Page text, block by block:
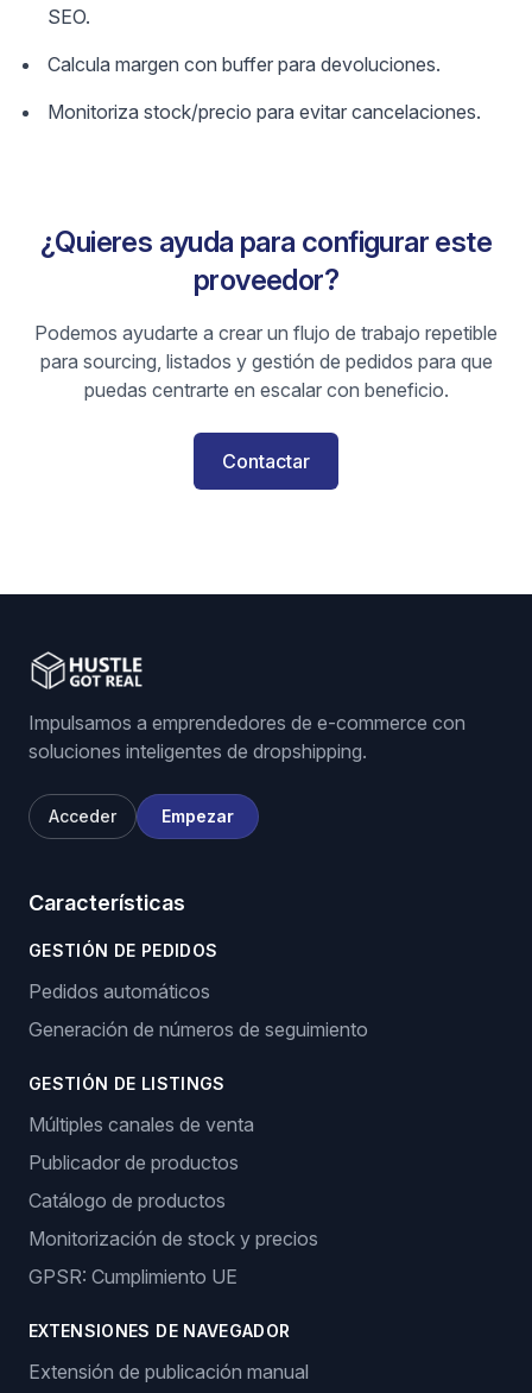
SEO.
Calcula margen con buffer para devoluciones.
Monitoriza stock/precio para evitar cancelaciones.
¿Quieres ayuda para configurar este
proveedor?
Podemos ayudarte a crear un flujo de trabajo repetible
para sourcing, listados y gestión de pedidos para que
puedas centrarte en escalar con beneficio.
Contactar
Impulsamos a emprendedores de e-commerce con
soluciones inteligentes de dropshipping.
Acceder Empezar
Características
GESTIÓN DE PEDIDOS
Pedidos automáticos
Generación de números de seguimiento
GESTIÓN DE LISTINGS
Múltiples canales de venta
Publicador de productos
Catálogo de productos
Monitorización de stock y precios
GPSR: Cumplimiento UE
EXTENSIONES DE NAVEGADOR
Extensión de publicación manual